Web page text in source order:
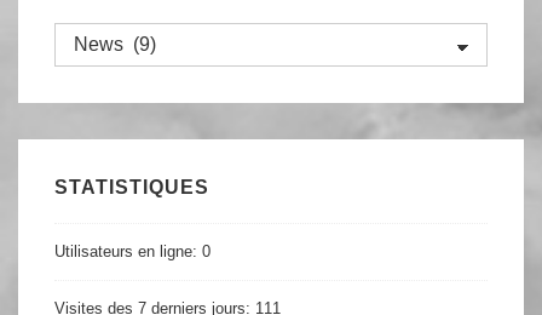
Parcourir
STATISTIQUES
Utilisateurs en ligne: 0
Visites des 7 derniers jours: 111